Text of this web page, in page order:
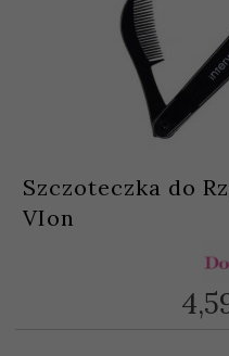
Szczoteczka do
VIon
4,